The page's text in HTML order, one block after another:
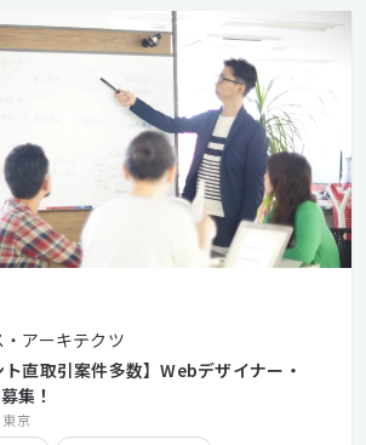
アーキテクツ
ト直取引案件多数】Webデザイナー・
集！
東京